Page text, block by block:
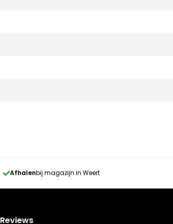
Afhalenbij magazijn in Weert
Reviews